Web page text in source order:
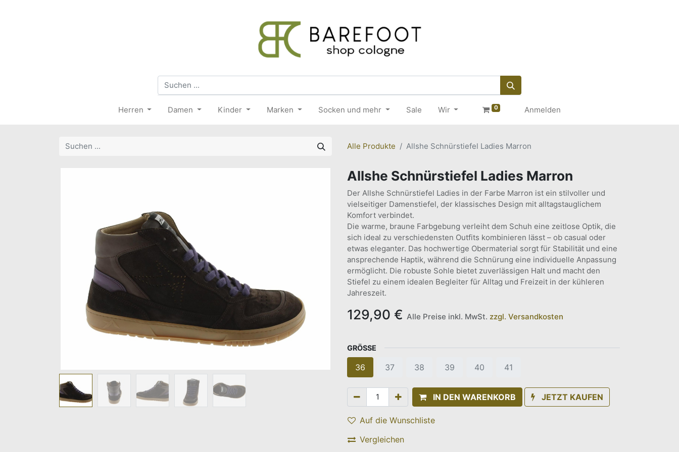
Herren Damen Kinder Marken Socken und mehr Sale Wir 0 Anmelden
Alle Produkte Allshe Schnürstiefel Ladies Marron
Allshe Schnürstiefel Ladies Marron
Der Allshe Schnürstiefel Ladies in der Farbe Marron ist ein stilvoller und
vielseitiger Damenstiefel, der klassisches Design mit alltagstauglichem
Komfort verbindet.
Die warme, braune Farbgebung verleiht dem Schuh eine zeitlose Optik, die
sich ideal zu verschiedensten Outfits kombinieren lässt – ob casual oder
etwas eleganter. Das hochwertige Obermaterial sorgt für Stabilität und eine
ansprechende Haptik, während die Schnürung eine individuelle Anpassung
ermöglicht. Die robuste Sohle bietet zuverlässigen Halt und macht den
Stiefel zu einem idealen Begleiter für Alltag und Freizeit in der kühleren
Jahreszeit.
129,90 € Alle Preise inkl. MwSt. zzgl. Versandkosten
GRÖSSE
36 37 38 39 40 41
IN DEN WARENKORB JETZT KAUFEN
Auf die Wunschliste
Vergleichen